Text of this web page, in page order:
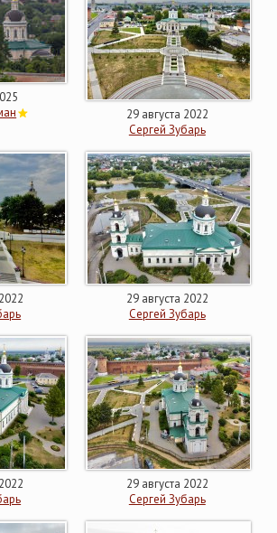
29 августа 2022
Сергей Зубарь
29 августа 2022
Сергей Зубарь
29 августа 2022
Сергей Зубарь